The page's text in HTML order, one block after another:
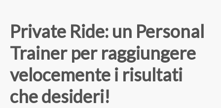
Private Ride: un Personal
Trainer per raggiungere
velocemente i risultati
che desideri!